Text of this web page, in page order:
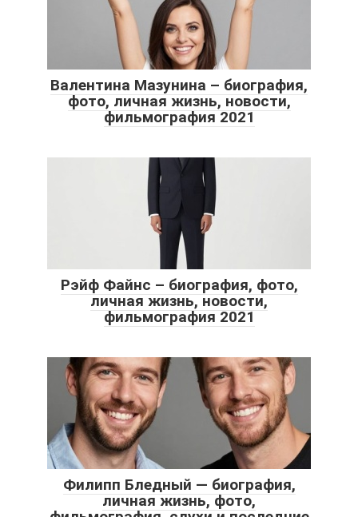
Валентина Мазунина – биография,
фото, личная жизнь, новости,
фильмография 2021
Рэйф Файнс – биография, фото,
личная жизнь, новости,
фильмография 2021
Филипп Бледный — биография,
личная жизнь, фото,